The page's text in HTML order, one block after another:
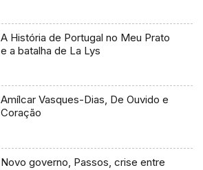
A História de Portugal no Meu Prato
e a batalha de La Lys
Amílcar Vasques-Dias, De Ouvido e
Coração
Novo governo, Passos, crise entre